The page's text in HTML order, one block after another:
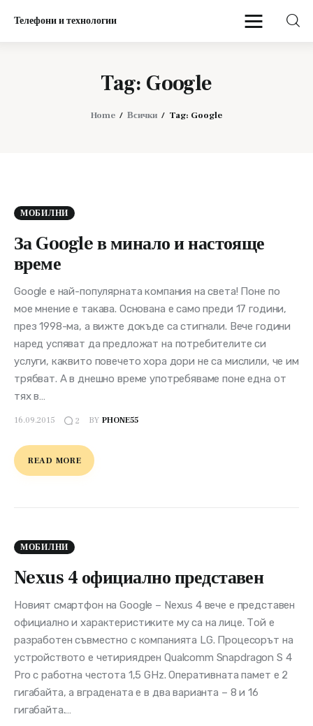
Телефони и технологии
Tag: Google
Home Всички Tag: Google
МОБИЛНИ
За Google в минало и настояще
време
Google e най-популярната компания на света! Поне по
мое мнение е такава. Основана е само преди 17 години,
през 1998-ма, а вижте докъде са стигнали. Вече години
наред успяват да предложат на потребителите си
услуги, каквито повечето хора дори не са мислили, че им
трябват. А в днешно време употребяваме поне една от
тях в…
16.09.2015 2 BY PHONE55
READ MORE
МОБИЛНИ
Nexus 4 официално представен
Новият смартфон на Google – Nexus 4 вече е представен
официално и характеристиките му са на лице. Той е
разработен съвместно с компанията LG. Процесорът на
устройството е четириядрен Qualcomm Snapdragon S 4
Pro с работна честота 1,5 GHz. Оперативната памет е 2
гигабайта, а вградената е в два варианта – 8 и 16
гигабайта.…